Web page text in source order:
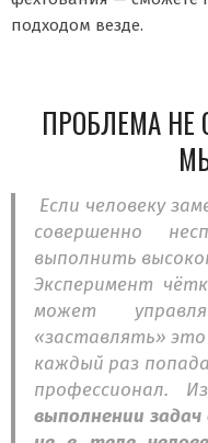
подходом везде.
ПРОБЛЕМА НЕ
Если человеку
совершенно
выполнить
Эксперимент
может
«заставлять»
каждый раз
профессионал.
выполнении